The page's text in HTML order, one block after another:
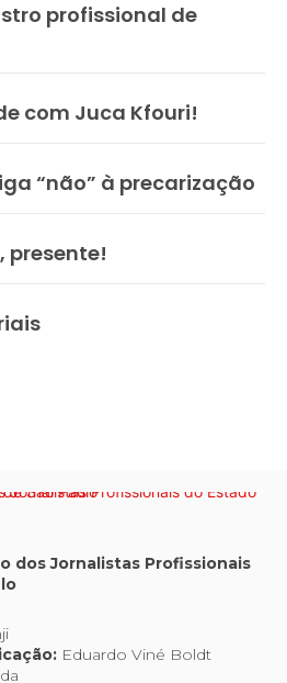
profissional de
com Juca Kfouri!
“não” à precarização
presente!
dos Jornalistas Profissionais
Eduardo Viné Boldt